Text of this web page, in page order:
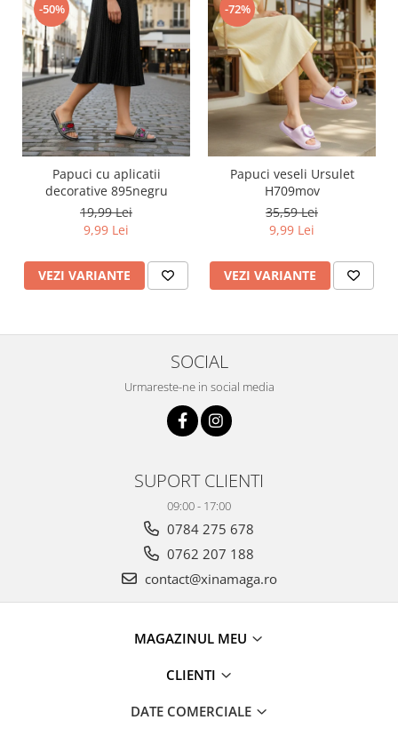
-50%
Papuci cu aplicatii
decorative 895negru
19,99 Lei
9,99 Lei
VEZI VARIANTE
-72%
Papuci veseli Ursulet
H709mov
35,59 Lei
9,99 Lei
VEZI VARIANTE
SOCIAL
Urmareste-ne in social media
SUPORT CLIENTI
09:00 - 17:00
0784 275 678
0762 207 188
contact@xinamaga.ro
MAGAZINUL MEU
CLIENTI
DATE COMERCIALE